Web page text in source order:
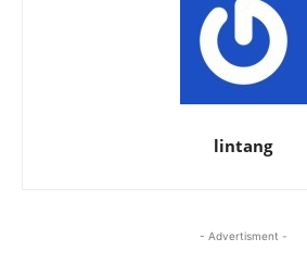
lintang
- Advertisment -